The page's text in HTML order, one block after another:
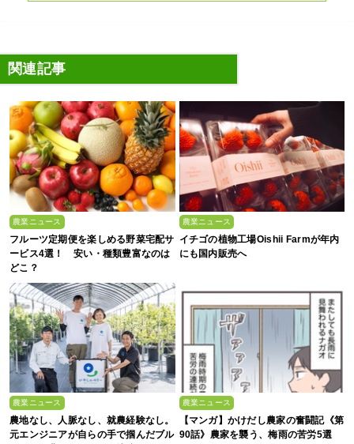
関連記事
農業ニュース
フルーツ定期便を楽しめる野菜宅配サ
ービス4選！ 安い・種類豊富なのは
どこ？
農業ニュース
イチゴの植物工場Oishii Farmが年内
にも国内販売へ
農業ニュース
農地なし、人脈なし、就農経験なし。
元エンジニアが自らの手で掴んだブル
農業ニュース
【マンガ】かけだし農家の奮闘記《第
90話》農家を襲う、梅雨の苦労5選